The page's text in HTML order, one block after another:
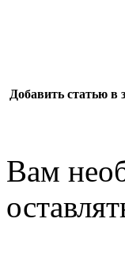
Добавить статью в
Вам